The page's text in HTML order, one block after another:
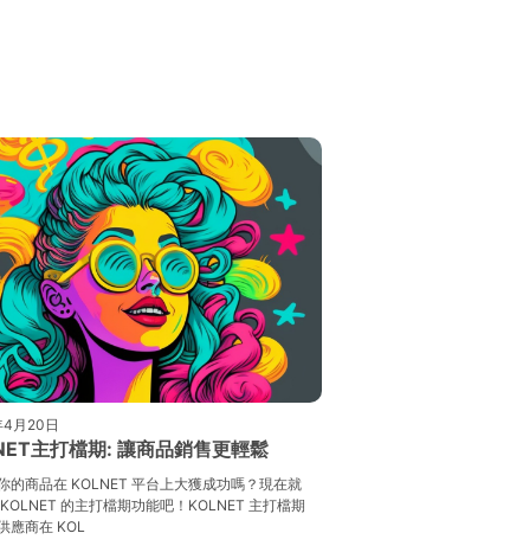
月20日
主打檔期: 讓商品銷售更輕鬆
的商品在 KOLNET 平台上大獲成功嗎？現在就
的主打檔期功能吧！KOLNET 主打檔期
應商在 KOL